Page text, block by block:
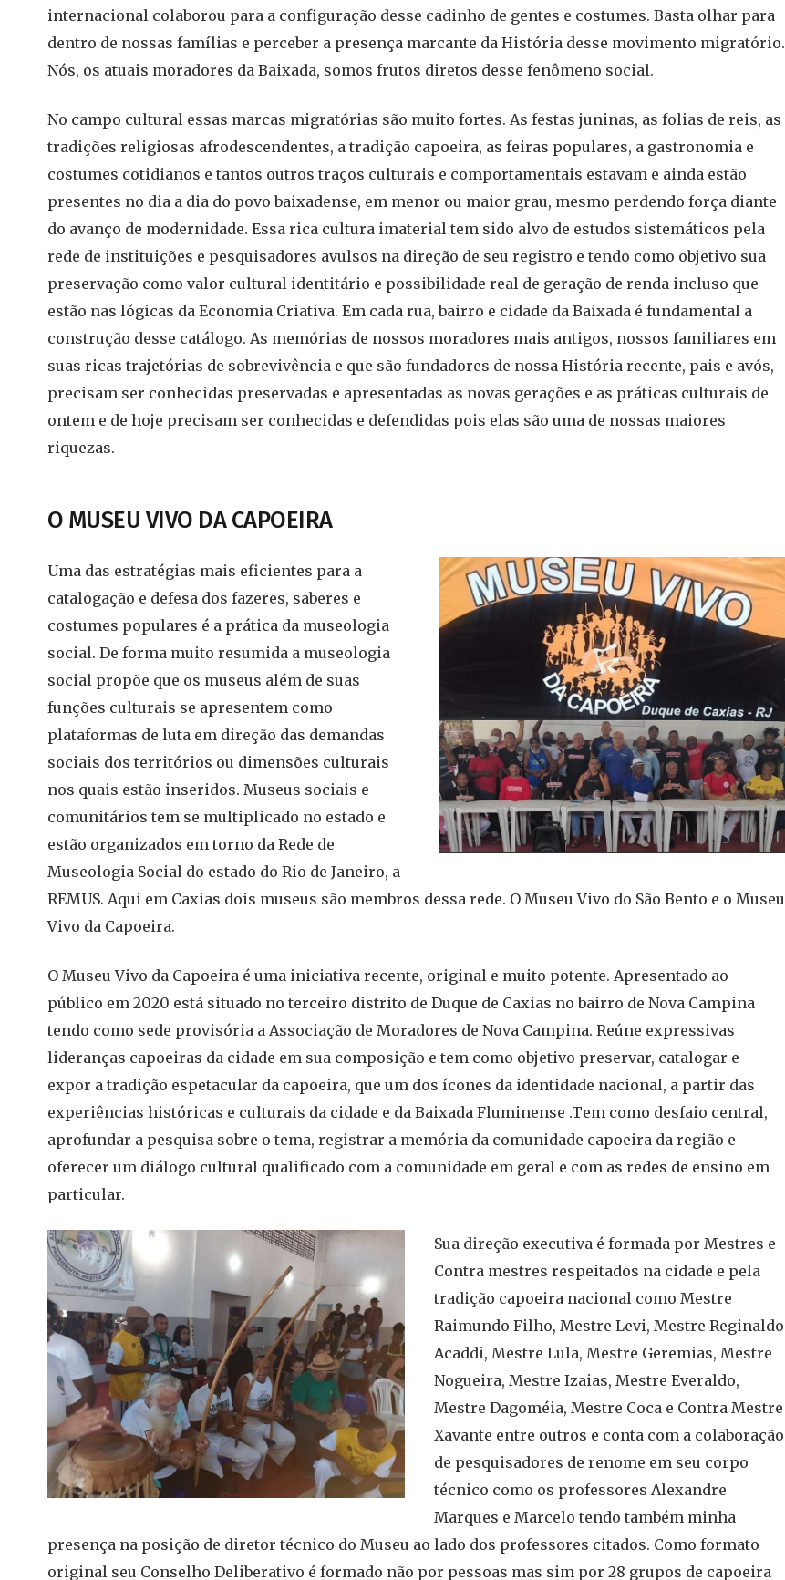
internacional colaborou para a configuração desse cadinho de gentes e costumes. Basta olhar para
dentro de nossas famílias e perceber a presença marcante da História desse movimento migratório.
Nós, os atuais moradores da Baixada, somos frutos diretos desse fenômeno social.
No campo cultural essas marcas migratórias são muito fortes. As festas juninas, as folias de reis, as
tradições religiosas afrodescendentes, a tradição capoeira, as feiras populares, a gastronomia e
costumes cotidianos e tantos outros traços culturais e comportamentais estavam e ainda estão
presentes no dia a dia do povo baixadense, em menor ou maior grau, mesmo perdendo força diante
do avanço de modernidade. Essa rica cultura imaterial tem sido alvo de estudos sistemáticos pela
rede de instituições e pesquisadores avulsos na direção de seu registro e tendo como objetivo sua
preservação como valor cultural identitário e possibilidade real de geração de renda incluso que
estão nas lógicas da Economia Criativa. Em cada rua, bairro e cidade da Baixada é fundamental a
construção desse catálogo. As memórias de nossos moradores mais antigos, nossos familiares em
suas ricas trajetórias de sobrevivência e que são fundadores de nossa História recente, pais e avós,
precisam ser conhecidas preservadas e apresentadas as novas gerações e as práticas culturais de
ontem e de hoje precisam ser conhecidas e defendidas pois elas são uma de nossas maiores
riquezas.
O MUSEU VIVO DA CAPOEIRA
Uma das estratégias mais eficientes para a
catalogação e defesa dos fazeres, saberes e
costumes populares é a prática da museologia
social. De forma muito resumida a museologia
social propõe que os museus além de suas
funções culturais se apresentem como
plataformas de luta em direção das demandas
sociais dos territórios ou dimensões culturais
nos quais estão inseridos. Museus sociais e
comunitários tem se multiplicado no estado e
estão organizados em torno da Rede de
Museologia Social do estado do Rio de Janeiro, a
REMUS. Aqui em Caxias dois museus são membros dessa rede. O Museu Vivo do São Bento e o Museu
Vivo da Capoeira.
O Museu Vivo da Capoeira é uma iniciativa recente, original e muito potente. Apresentado ao
público em 2020 está situado no terceiro distrito de Duque de Caxias no bairro de Nova Campina
tendo como sede provisória a Associação de Moradores de Nova Campina. Reúne expressivas
lideranças capoeiras da cidade em sua composição e tem como objetivo preservar, catalogar e
expor a tradição espetacular da capoeira, que um dos ícones da identidade nacional, a partir das
experiências históricas e culturais da cidade e da Baixada Fluminense .Tem como desfaio central,
aprofundar a pesquisa sobre o tema, registrar a memória da comunidade capoeira da região e
oferecer um diálogo cultural qualificado com a comunidade em geral e com as redes de ensino em
particular.
Sua direção executiva é formada por Mestres e
Contra mestres respeitados na cidade e pela
tradição capoeira nacional como Mestre
Raimundo Filho, Mestre Levi, Mestre Reginaldo
Acaddi, Mestre Lula, Mestre Geremias, Mestre
Nogueira, Mestre Izaias, Mestre Everaldo,
Mestre Dagoméia, Mestre Coca e Contra Mestre
Xavante entre outros e conta com a colaboração
de pesquisadores de renome em seu corpo
técnico como os professores Alexandre
Marques e Marcelo tendo também minha
presença na posição de diretor técnico do Museu ao lado dos professores citados. Como formato
original seu Conselho Deliberativo é formado não por pessoas mas sim por 28 grupos de capoeira